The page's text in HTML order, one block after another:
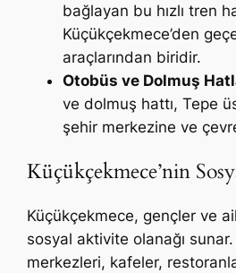
bağlayan bu hızlı tren
Küçükçekmece’den
araçlarından biridir.
Otobüs ve Dolmuş
ve dolmuş hattı, Tepe
şehir merkezine ve
Küçükçekmece’nin
Küçükçekmece, gençler ve
sosyal aktivite olanağı sunar.
merkezleri, kafeler,